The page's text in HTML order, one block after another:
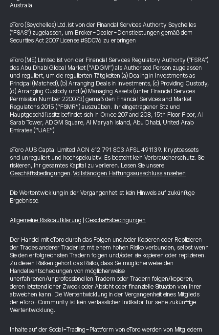
Australia
eToro (Seychelles) Ltd. ist von der Financial Services Authority Seychelles
("FSAS") zugelassen, um Broker-Dealer-Dienstleistungen gemäß dem
Securities Act 2007 License #SD076 zu erbringen
eToro (ME) Limited ist von der Financial Services Regulatory Authority ("FSRA")
des Abu Dhabi Global Market (“ADGM”) als Authorised Person zugelassen
und reguliert, um die regulierten Tätigkeiten (a) Dealing in Investments as
Principal (Matched), (b) Arranging Deals in Investments, (c) Providing Custody,
(d) Arranging Custody und (e) Managing Assets (unter Financial Services
Permission Number 220073) gemäß den Financial Services and Market
Regulations 2015 (“FSMR”) auszuüben. Ihr eingetragener Sitz und
Hauptgeschäftssitz befindet sich in Office 207 and 208, 15th Floor Floor, Al
Sarab Tower, ADGM Square, Al Maryah Island, Abu Dhabi, United Arab
Emirates (“UAE”).
eToro AUS Capital Limited ACN 612 791 803 AFSL 491139. Kryptoassets
sind unreguliert und hochspekulativ. Es besteht kein Verbraucherschutz. Sie
riskieren, Ihr gesamtes Kapital zu verlieren. Lesen Sie unsere
Geschäftsbedingungen.Vollständigen Haftungsausschluss ansehen
Die Wertentwicklung in der Vergangenheit ist kein Hinweis auf zukünftige
Ergebnisse.
Allgemeine Risikoaufklärung Geschäftsbedingungen
Der Handel mit eToro durch das Folgen und/oder Kopieren oder Replizieren
der Trades anderer Trader ist mit einem hohen Risiko verbunden, selbst wenn
Sie den erfolgreichsten Tradern folgen und/oder sie kopieren oder replizieren.
Zu diesen Risiken gehört das Risiko, dass Sie möglicherweise den
Handelsentscheidungen von möglicherweise
unerfahrenen/unprofessionellen Tradern oder Tradern folgen/kopieren,
deren letztendlicher Zweck oder Absicht oder finanzielle Situation von Ihrer
abweichen kann. Die Wertentwicklung in der Vergangenheit eines Mitglieds
der eToro-Community ist kein verlässlicher Indikator für seine zukünftige
Wertentwicklung.
Inhalte auf der Social-Trading-Plattform von eToro werden von Mitgliedern